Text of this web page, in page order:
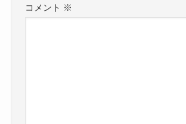
コメント ※